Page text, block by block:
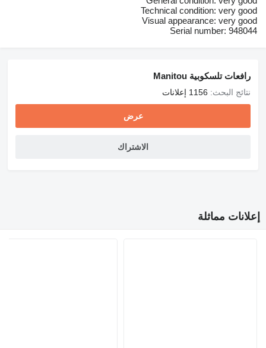
Technical condition: very good
Visual appearance: very good
Serial number: 948044
رافعات تلسكوبية Manitou
نتائج البحث: 1156 إعلانات
عرض
الاشتراك
إعلانات مماثلة